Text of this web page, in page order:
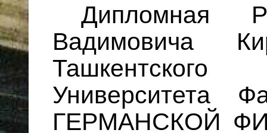
Дипломная
Вадимовича
Ташкентского
Университета
ГЕРМАНСКОЙ